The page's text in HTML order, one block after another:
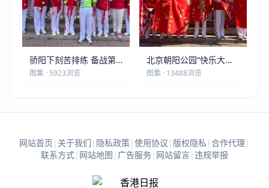
骄阳下刻苦排练 备战第
五届莫斯科世界大健康运
图集 · 5923浏览
北京朝阳公园“快乐大本
营”建党105周年庆祝活动
图集 · 13488浏览
网站首页 | 关于我们 | 隐私政策| 使用协议 | 版权隐私 | 合作代理 |
联系方式| 网站地图 | 广告服务| 网站留言| 违规举报